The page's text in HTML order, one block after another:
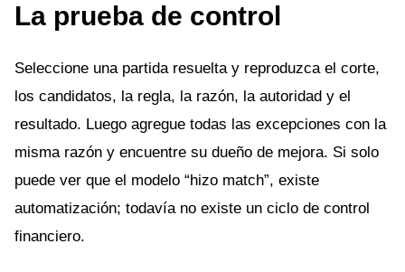
La prueba de control
Seleccione una partida resuelta y reproduzca el corte,
los candidatos, la regla, la razón, la autoridad y el
resultado. Luego agregue todas las excepciones con la
misma razón y encuentre su dueño de mejora. Si solo
puede ver que el modelo “hizo match”, existe
automatización; todavía no existe un ciclo de control
financiero.